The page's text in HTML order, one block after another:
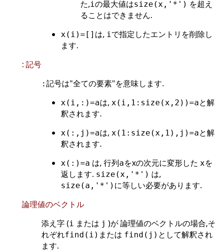
た,iの最大値はsize(x,'*') を超え
ることはできません.
x(i)=[] は, iで指定したエントリを削除し
ます.
: 記号
: 記号は"全ての要素"を意味します.
x(i,:)=aは, x(i,1:size(x,2))=aと解
釈されます.
x(:,j)=aは, x(1:size(x,1),j)=aと解
釈されます.
x(:)=a は, 行列aをxの次元に変形した xを
返します. size(x,'*') は,
size(a,'*') に等しい必要があります.
論理値のベクトル
添え字 (i または j )が 論理値のベクトルの場合,そ
れぞれfind(i) または find(j) として解釈され
ます.